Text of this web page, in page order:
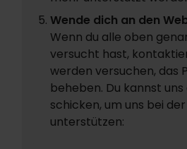
Wende dich an den
Wenn du alle oben
versucht hast,
werden versuchen, das
beheben. Du kannst
schicken, um uns bei
unterstützen: